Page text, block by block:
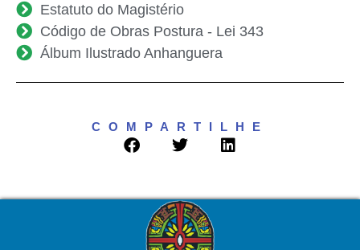
Estatuto do Magistério
Código de Obras Postura - Lei 343
Álbum Ilustrado Anhanguera
COMPARTILHE